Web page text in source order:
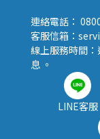
連絡電話：
客服信箱：
線上服務時間
息 。
LINE客服